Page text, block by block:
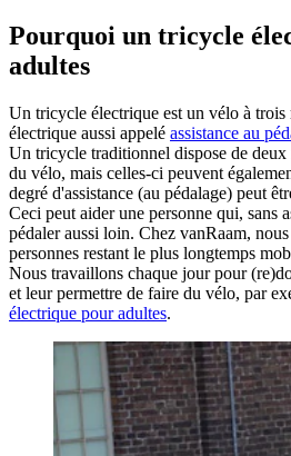
Pourquoi un tricycle
adultes
Un tricycle électrique est un vélo à trois
électrique aussi appelé assistance au
Un tricycle traditionnel dispose de deux
du vélo, mais celles-ci peuvent
degré d'assistance (au pédalage) peut
Ceci peut aider une personne qui, sans
pédaler aussi loin. Chez vanRaam,
personnes restant le plus longtemps
Nous travaillons chaque jour pour
et leur permettre de faire du vélo, par
électrique pour adultes.